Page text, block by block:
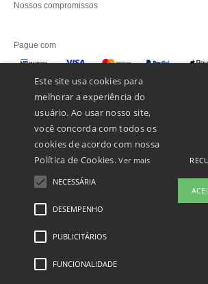
Nossos compromissos
Pague com
Enviamos com
Menções Legais-Política de Privacidade
Este site usa cookies para
melhorar a experiência do
usuário. Ao usar nosso site,
você concorda com todos os
cookies de acordo com nossa
Política de Cookies.Ver mais
NECESSÁRIA
DESEMPENHO
PUBLICITÁRIOS
FUNCIONALIDADE